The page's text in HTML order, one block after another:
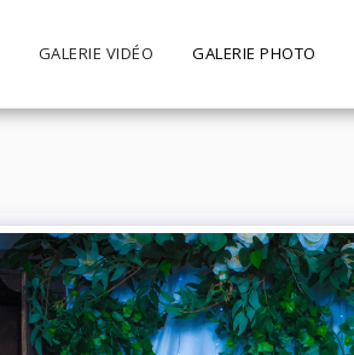
GALERIE VIDÉO GALERIE PHOTO